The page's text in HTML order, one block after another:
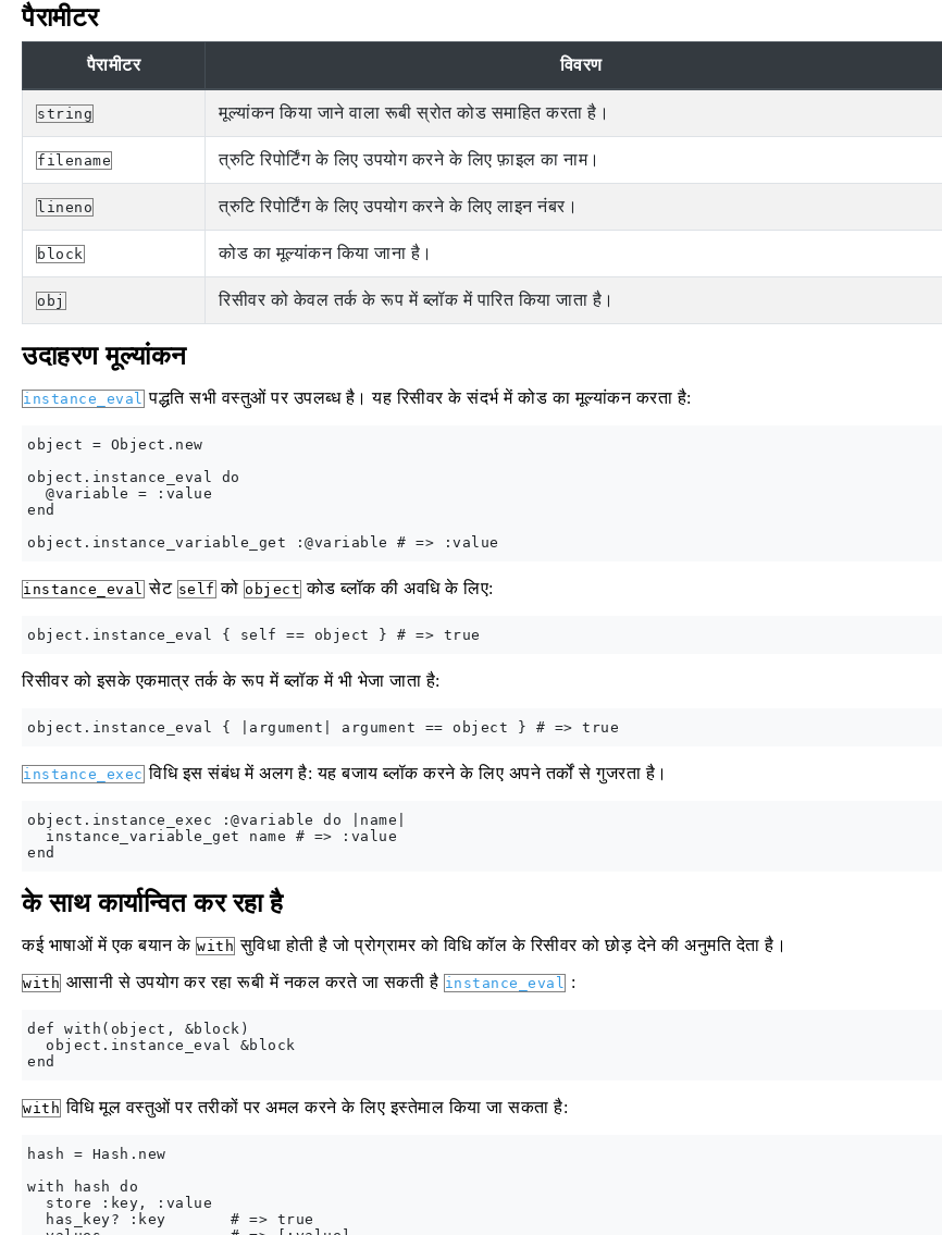
पैरामीटर
पैरामीटर विवरण
string मूल्यांकन किया जाने वाला रूबी स्रोत कोड समाहित करता है।
filename त्रुटि रिपोर्टिंग के लिए उपयोग करने के लिए फ़ाइल का नाम।
lineno त्रुटि रिपोर्टिंग के लिए उपयोग करने के लिए लाइन नंबर।
block कोड का मूल्यांकन किया जाना है।
obj रिसीवर को केवल तर्क के रूप में ब्लॉक में पारित किया जाता है।
उदाहरण मूल्यांकन
instance_eval पद्धति सभी वस्तुओं पर उपलब्ध है। यह रिसीवर के संदर्भ में कोड का मूल्यांकन करता है:
object = Object.new
object.instance_eval do
  @variable = :value
end
instance_eval सेट self को object कोड ब्लॉक की अवधि के लिए:
रिसीवर को इसके एकमात्र तर्क के रूप में ब्लॉक में भी भेजा जाता है:
instance_exec विधि इस संबंध में अलग है: यह बजाय ब्लॉक करने के लिए अपने तर्कों से गुजरता है।
object.instance_exec :@variable do |name|
  instance_variable_get name # => :value
के साथ कार्यान्वित कर रहा है
कई भाषाओं में एक बयान के with सुविधा होती है जो प्रोग्रामर को विधि कॉल के रिसीवर को छोड़ देने की अनुमति देता है।
with आसानी से उपयोग कर रहा रूबी में नकल करते जा सकती है instance_eval :
def with(object, &block)
  object.instance_eval &block
with विधि मूल वस्तुओं पर तरीकों पर अमल करने के लिए इस्तेमाल किया जा सकता है:
hash = Hash.new
with hash do
  store :key, :value
  has_key? :key       # => true